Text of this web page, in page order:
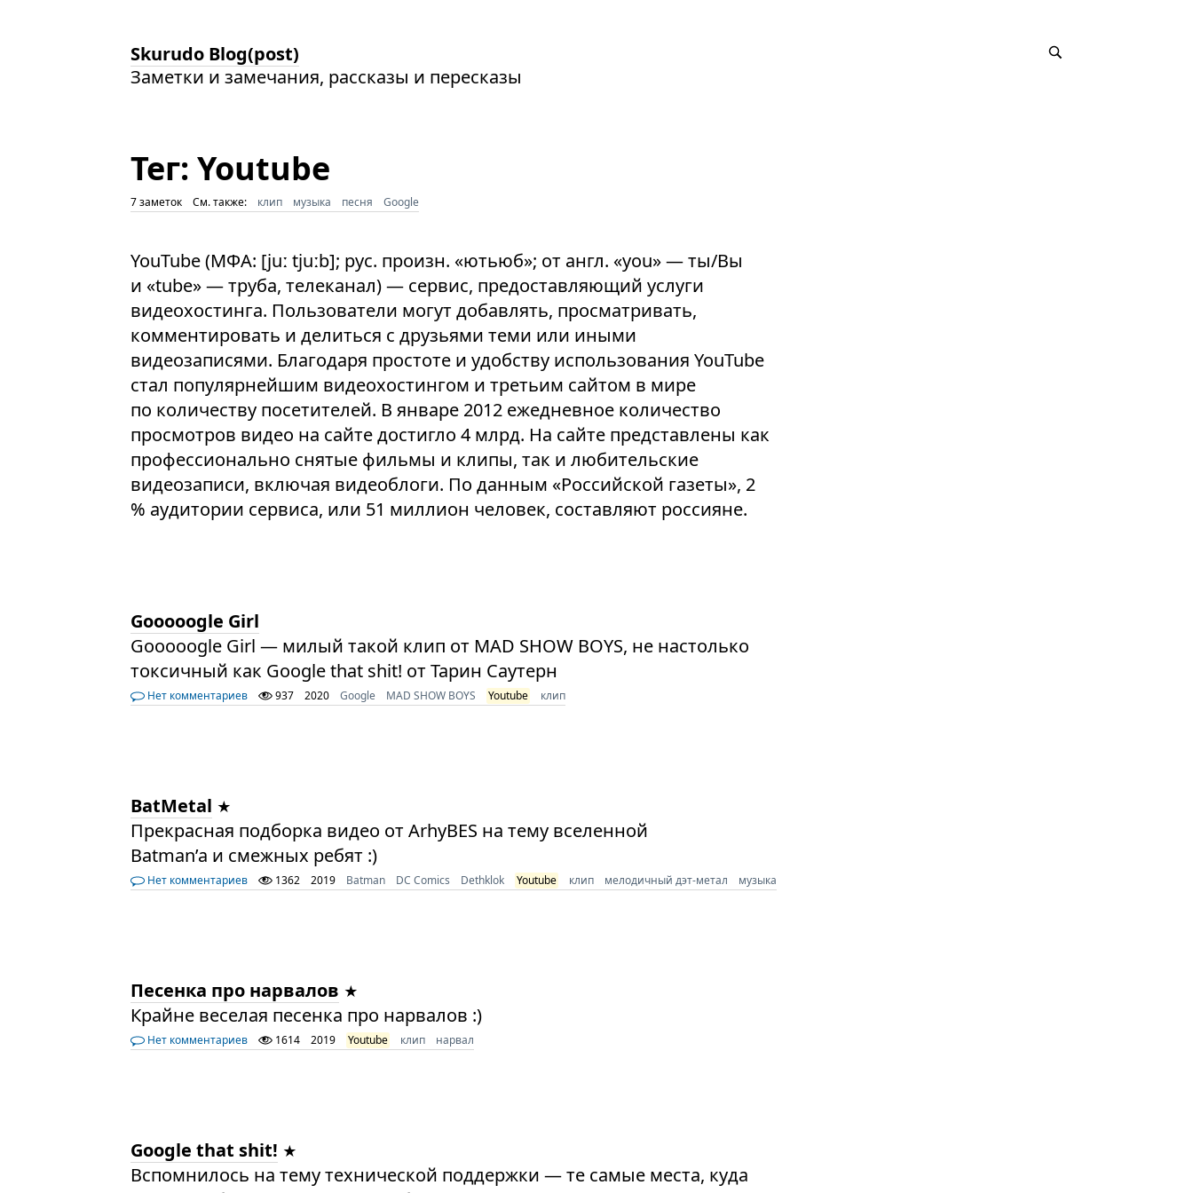
Skurudo Blog(post)
Заметки и замечания, рассказы и пересказы
Тег: Youtube
7 заметок См. также: клип музыка песня Google
YouTube (МФА: [juː tjuːb]; рус. произн. «ютьюб»; от англ. «you» — ты/Вы
и «tube» — труба, телеканал) — сервис, предоставляющий услуги
видеохостинга. Пользователи могут добавлять, просматривать,
комментировать и делиться с друзьями теми или иными
видеозаписями. Благодаря простоте и удобству использования YouTube
стал популярнейшим видеохостингом и третьим сайтом в мире
по количеству посетителей. В январе 2012 ежедневное количество
просмотров видео на сайте достигло 4 млрд. На сайте представлены как
профессионально снятые фильмы и клипы, так и любительские
видеозаписи, включая видеоблоги. По данным «Российской газеты», 2
% аудитории сервиса, или 51 миллион человек, составляют россияне.
Gooooogle Girl
Gooooogle Girl — милый такой клип от MAD SHOW BOYS, не настолько
токсичный как Google that shit! от Тарин Саутерн
Нет комментариев 937 2020 Google MAD SHOW BOYS Youtube клип
BatMetal
Прекрасная подборка видео от ArhyBES на тему вселенной
Batman’a и смежных ребят :)
Нет комментариев 1362 2019 Batman DC Comics Dethklok Youtube клип мелодичный дэт-метал музыка
Песенка про нарвалов
Крайне веселая песенка про нарвалов :)
Нет комментариев 1614 2019 Youtube клип нарвал
Google that shit!
Вспомнилось на тему технической поддержки — те самые места, куда